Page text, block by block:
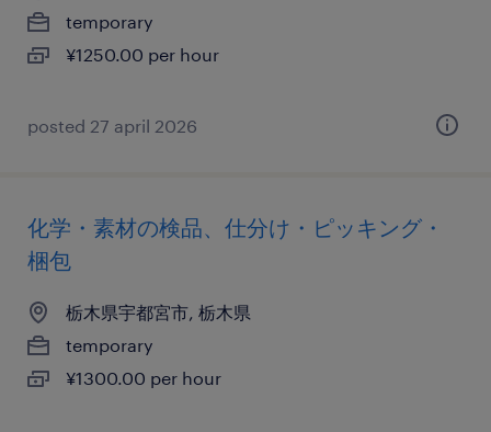
temporary
¥1250.00 per hour
posted 27 april 2026
化学・素材の検品、仕分け・ピッキング・
梱包
栃木県宇都宮市, 栃木県
temporary
¥1300.00 per hour